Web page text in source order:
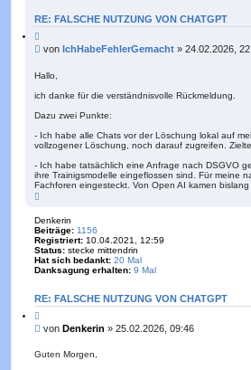
RE: FALSCHE NUTZUNG VON CHATGPT
i
t
e
e
B
i
r
a
von IchHabeFehlerGemacht » 24.02.2026,
Hallo,
ich danke für die verständnisvolle Rückmeldung.
Dazu zwei Punkte:
- Ich habe alle Chats vor der Löschung lokal auf
vollzogener Löschung, noch darauf zugreifen.
- Ich habe tatsächlich eine Anfrage nach DSGVO
ihre Trainigsmodelle eingeflossen sind. Für meine
Fachforen eingesteckt. Von Open AI kamen
h
o
b
e
n
Denkerin
Beiträge: 1156
Registriert: 10.04.2021, 12:59
Status: stecke mittendrin
Hat sich bedankt: 20 Mal
Danksagung erhalten: 9 Mal
RE: FALSCHE NUTZUNG VON CHATGPT
i
t
e
B
i
von Denkerin » 25.02.2026, 09:46
Guten Morgen,